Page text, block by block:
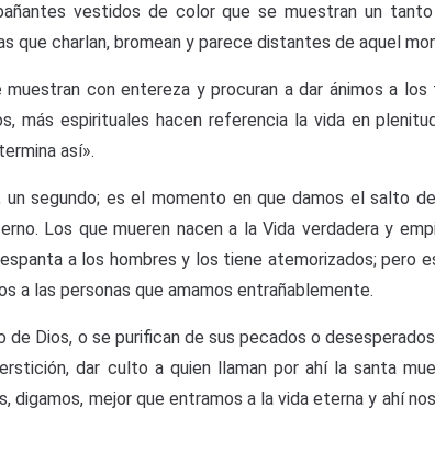
vestidos de color que se muestran un
que charlan, bromean y parece distantes de aquel
con entereza y procuran a dar ánimos a los
más espirituales hacen referencia la vida en
así».
un segundo; es el momento en que damos el salto
Los que mueren nacen a la Vida verdadera y
a los hombres y los tiene atemorizados; pero
a las personas que amamos entrañablemente.
de Dios, o se purifican de sus pecados o
dar culto a quien llaman por ahí la santa
digamos, mejor que entramos a la vida eterna y ahí